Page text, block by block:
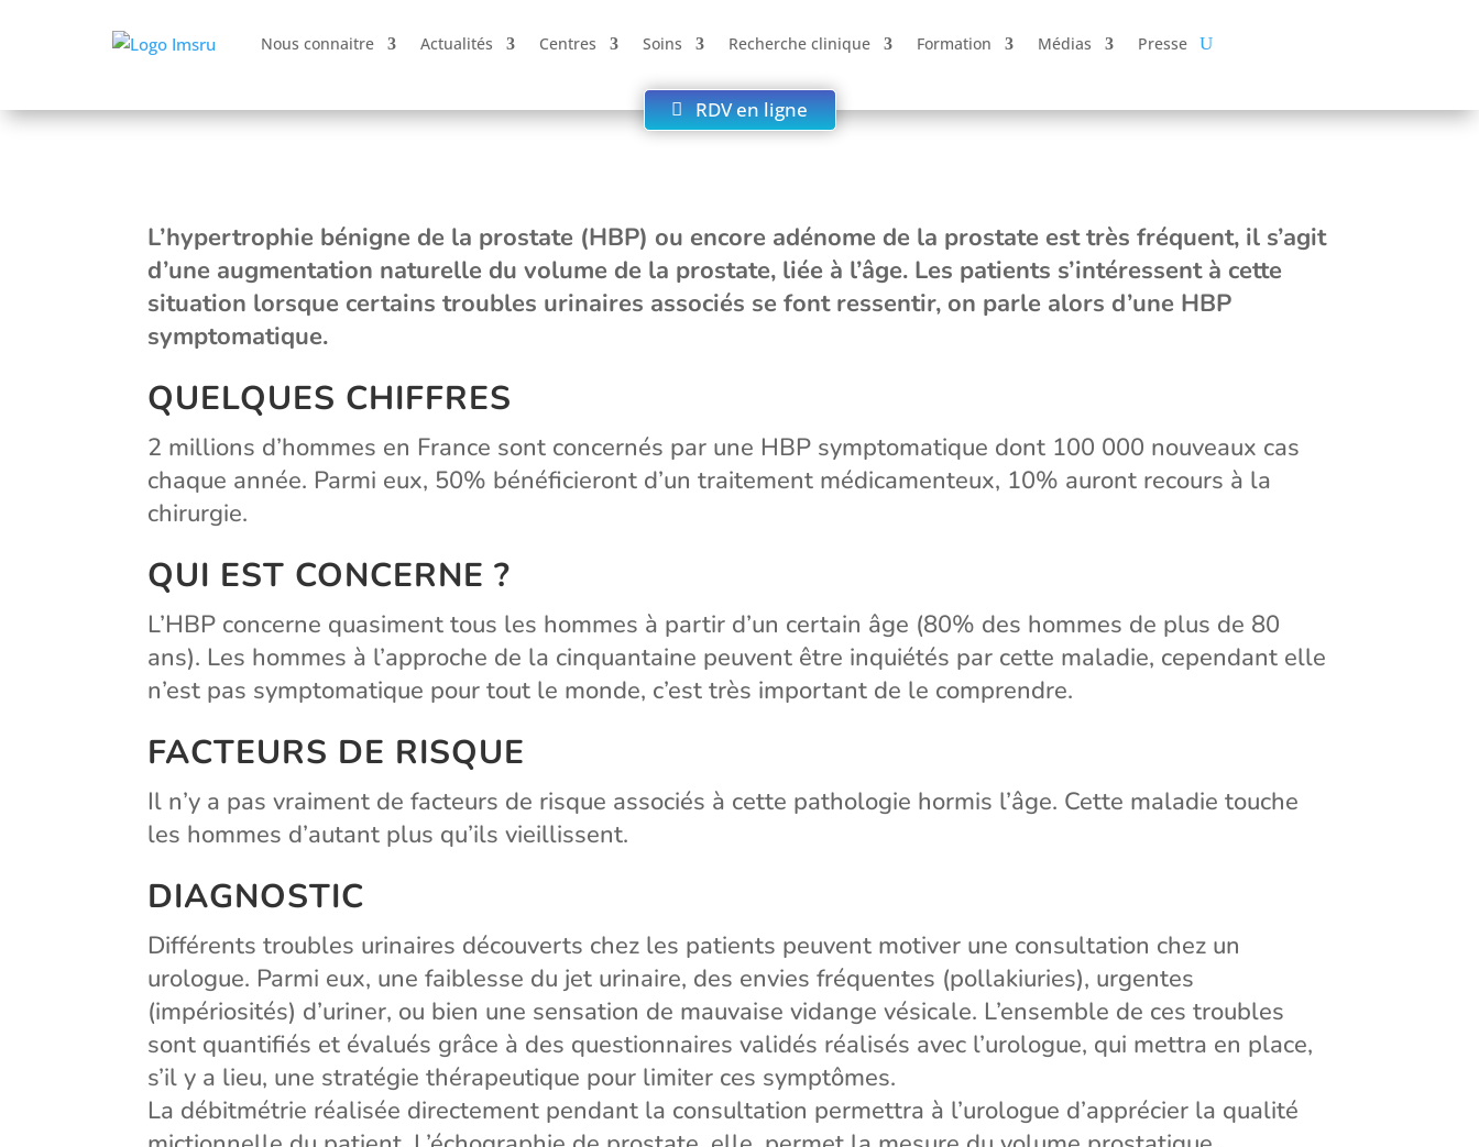
Nous connaitre Actualités Centres Soins Recherche clinique Formation Médias Presse
RDV en ligne
L’hypertrophie bénigne de la prostate (HBP) ou encore adénome de la prostate est très fréquent, il s’agit
d’une augmentation naturelle du volume de la prostate, liée à l’âge. Les patients s’intéressent à cette
situation lorsque certains troubles urinaires associés se font ressentir, on parle alors d’une HBP
symptomatique.
QUELQUES CHIFFRES
2 millions d’hommes en France sont concernés par une HBP symptomatique dont 100 000 nouveaux cas
chaque année. Parmi eux, 50% bénéficieront d’un traitement médicamenteux, 10% auront recours à la
chirurgie.
QUI EST CONCERNE ?
L’HBP concerne quasiment tous les hommes à partir d’un certain âge (80% des hommes de plus de 80
ans). Les hommes à l’approche de la cinquantaine peuvent être inquiétés par cette maladie, cependant elle
n’est pas symptomatique pour tout le monde, c’est très important de le comprendre.
FACTEURS DE RISQUE
Il n’y a pas vraiment de facteurs de risque associés à cette pathologie hormis l’âge. Cette maladie touche
les hommes d’autant plus qu’ils vieillissent.
DIAGNOSTIC
Différents troubles urinaires découverts chez les patients peuvent motiver une consultation chez un
urologue. Parmi eux, une faiblesse du jet urinaire, des envies fréquentes (pollakiuries), urgentes
(impériosités) d’uriner, ou bien une sensation de mauvaise vidange vésicale. L’ensemble de ces troubles
sont quantifiés et évalués grâce à des questionnaires validés réalisés avec l’urologue, qui mettra en place,
s’il y a lieu, une stratégie thérapeutique pour limiter ces symptômes.
La débitmétrie réalisée directement pendant la consultation permettra à l’urologue d’apprécier la qualité